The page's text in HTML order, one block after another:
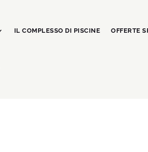
IL COMPLESSO DI PISCINE OFFERTE